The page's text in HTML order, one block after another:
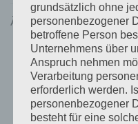
ÄHNLICHE PRODUKTE
grundsätzlich ohne
personenbezogener
betroffene Person
Unternehmens über
Anspruch nehmen
Verarbeitung
erforderlich werden.
personenbezogener
besteht für eine